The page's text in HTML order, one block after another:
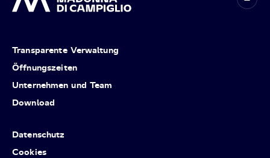
Transparente Verwaltung
Öffnungszeiten
Unternehmen und Team
Download
Datenschutz
Cookies